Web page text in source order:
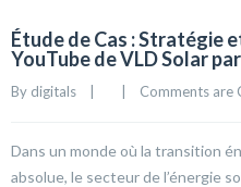
Étude de Cas : Stratégie
YouTube de VLD Solar
By digitals Comments are
Dans un monde où la transition
absolue, le secteur de l’énergie